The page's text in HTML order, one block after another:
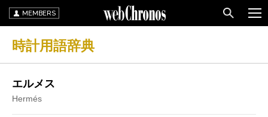
MEMBERS
時計用語辞典
エルメス
Hermés